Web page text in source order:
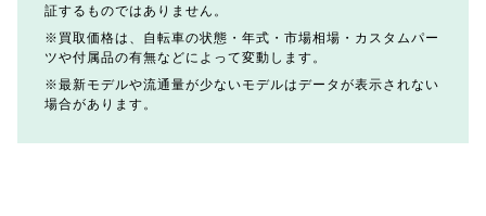
証するものではありません。
買取価格は、自転車の状態・年式・市場相場・カスタムパー
ツや付属品の有無などによって変動します。
最新モデルや流通量が少ないモデルはデータが表示されない
場合があります。